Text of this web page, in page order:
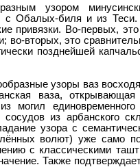
узором
с Обалых-биля и из
привязки. Во-первых,
во-вторых, это
позднейшей
узоры ваз
ваза,
могил
из арбанского
узора с
волют) уже само
с классическими
Также